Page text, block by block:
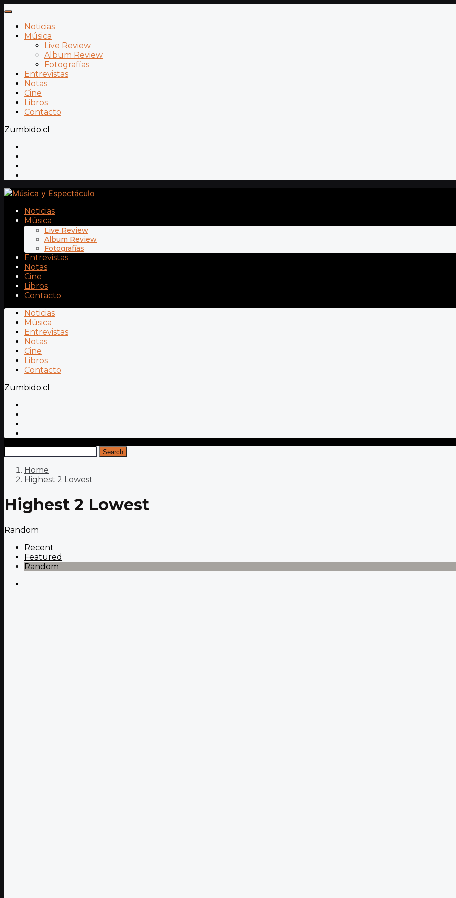
Noticias
Música
Live Review
Album Review
Fotografías
Entrevistas
Notas
Cine
Libros
Contacto
Zumbido.cl
Noticias
Música
Live Review
Album Review
Fotografías
Entrevistas
Notas
Cine
Libros
Contacto
Noticias
Música
Entrevistas
Notas
Cine
Libros
Contacto
Zumbido.cl
Search
Home
Highest 2 Lowest
Highest 2 Lowest
Random
Recent
Featured
Random